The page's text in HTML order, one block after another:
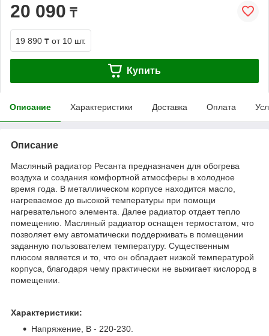
20 090 ₸
19 890 ₸ от 10 шт.
Купить
Описание Характеристики Доставка Оплата
Описание
Масляный радиатор Ресанта предназначен для обогрева
воздуха и создания комфортной атмосферы в холодное
время года. В металлическом корпусе находится масло,
нагреваемое до высокой температуры при помощи
нагревательного элемента. Далее радиатор отдает тепло
помещению. Масляный радиатор оснащен термостатом, что
позволяет ему автоматически поддерживать в помещении
заданную пользователем температуру. Существенным
плюсом является и то, что он обладает низкой температурой
корпуса, благодаря чему практически не выжигает кислород в
помещении.
Характеристики:
Напряжение, В - 220-230.